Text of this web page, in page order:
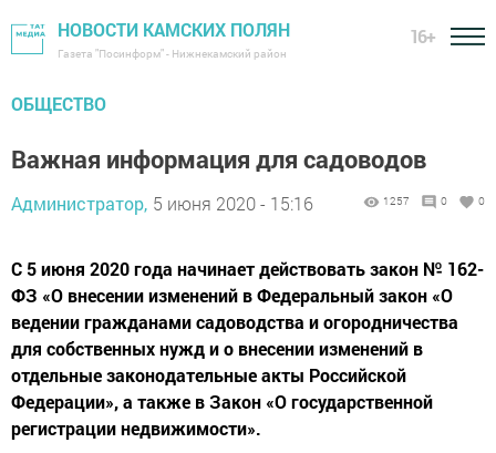
НОВОСТИ КАМСКИХ ПОЛЯН
Газета "Посинформ" - Нижнекамский район
16+
ОБЩЕСТВО
Важная информация для садоводов
Администратор, 5 июня 2020 - 15:16 1257 0 0
С 5 июня 2020 года начинает действовать закон № 162-
ФЗ «О внесении изменений в Федеральный закон «О
ведении гражданами садоводства и огородничества
для собственных нужд и о внесении изменений в
отдельные законодательные акты Российской
Федерации», а также в Закон «О государственной
регистрации недвижимости».